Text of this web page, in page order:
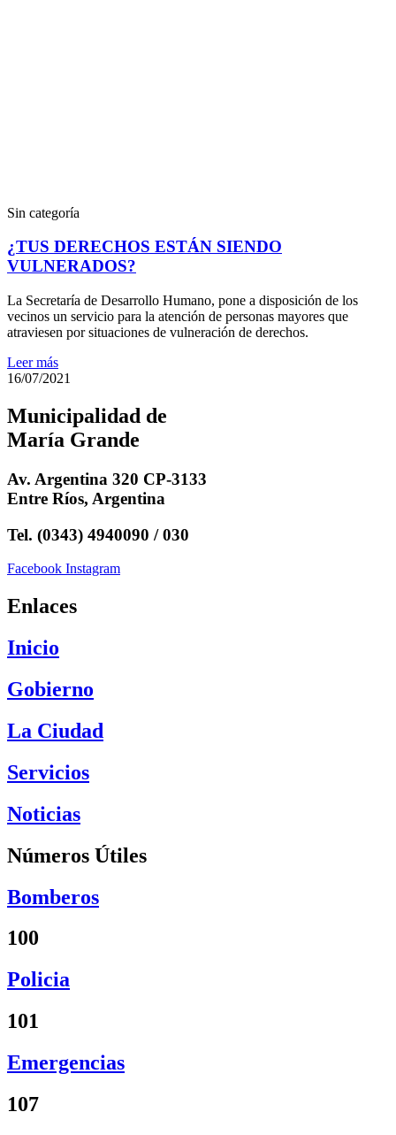
Sin categoría
¿TUS DERECHOS ESTÁN SIENDO
VULNERADOS?
La Secretaría de Desarrollo Humano, pone a disposición de los
vecinos un servicio para la atención de personas mayores que
atraviesen por situaciones de vulneración de derechos.
Leer más
16/07/2021
Municipalidad de
María Grande
Av. Argentina 320 CP-3133
Entre Ríos, Argentina
Tel. (0343) 4940090 / 030
Facebook Instagram
Enlaces
Inicio
Gobierno
La Ciudad
Servicios
Noticias
Números Útiles
Bomberos
100
Policia
101
Emergencias
107